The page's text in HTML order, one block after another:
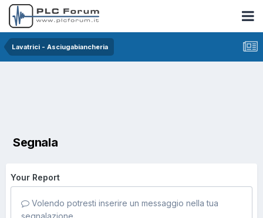
Lavatrici - Asciugabiancheria
Segnala
Your Report
Volendo potresti inserire un messaggio nella tua
segnalazione.